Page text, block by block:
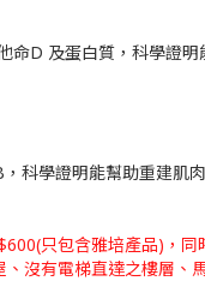
命D 及蛋白質，科學證
科學證明能幫助重建肌
只包含雅培產品)，
沒有電梯直達之樓層、